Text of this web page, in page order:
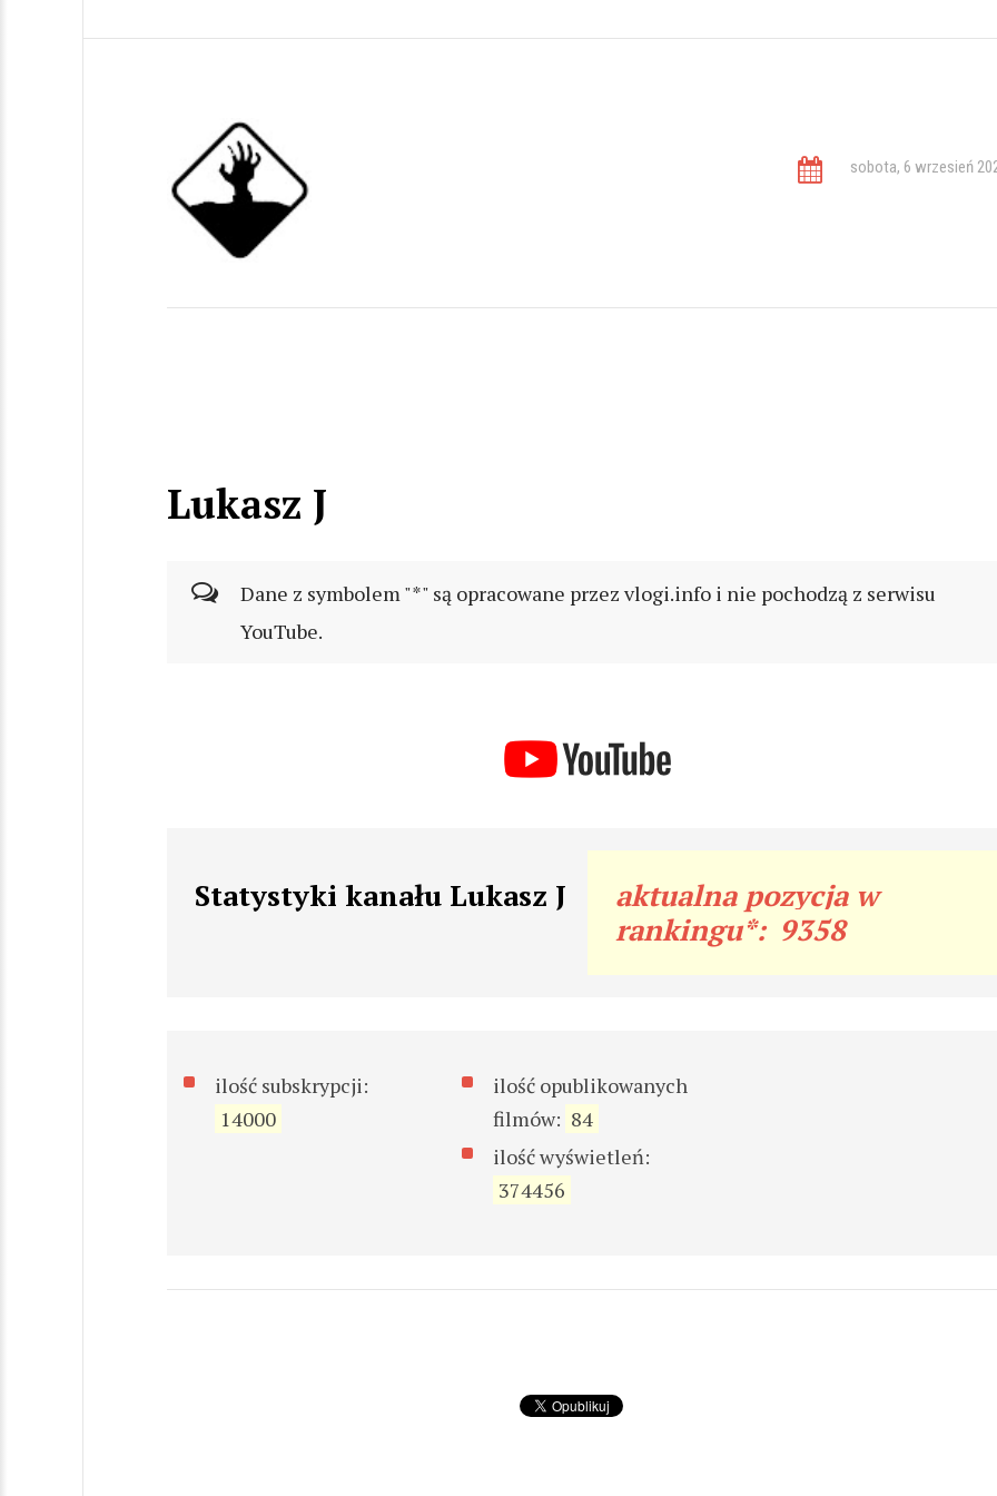
sobota, 6 wrzesień
Lukasz J
Dane z symbolem "*" są opracowane przez vlogi.info i nie pochodzą z serwisu
YouTube.
Statystyki kanału Lukasz J
aktualna pozycja w
rankingu*: 9358
ilość subskrypcji:
14000
ilość opublikowanych
filmów: 84
ilość wyświetleń:
374456